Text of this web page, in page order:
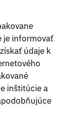
je informovať
údaje k
inštitúcie a